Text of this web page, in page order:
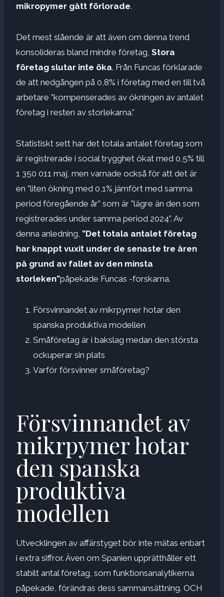
mikropymer gått förlorade.
Det mest slående är att även om denna trend
konsolideras bland mindre företag, Stora
företag slutar inte öka. Från Funcas förklarade
de att nedgången på 0,8% i företag med en till två
arbetare ”kompenserades av ökningen av antalet
företag i resten av storlekarna.”
Statistiskt sett har det totala antalet företag som
är registrerade i social trygghet ökat med 0,5% till
1 350 011 maj, men varnade också för att det är
en ”liten ökning med 0,1% jämfört med samma
period föregående år” som är ”lägre än den som
registrerades under samma period 2024”. Av
denna anledning, ”Det totala antalet företag
har knappt vuxit under de senaste tre åren
på grund av fallet av den minsta
storleken”påpekade Funcas -forskarna.
Försvinnandet av mikrpymer hotar den
spanska produktiva modellen
Småföretag är i bakslag medan den största
ockuperar sin plats
Varför försvinner småföretag?
Försvinnandet av
mikrpymer hotar
den spanska
produktiva
modellen
Utvecklingen av affärstyget bör inte mätas enbart
i extra siffror. Även om Spanien upprätthåller ett
stabilt antal företag, som funktionsanalytikerna
påpekade, förändras dess sammansättning. OCH